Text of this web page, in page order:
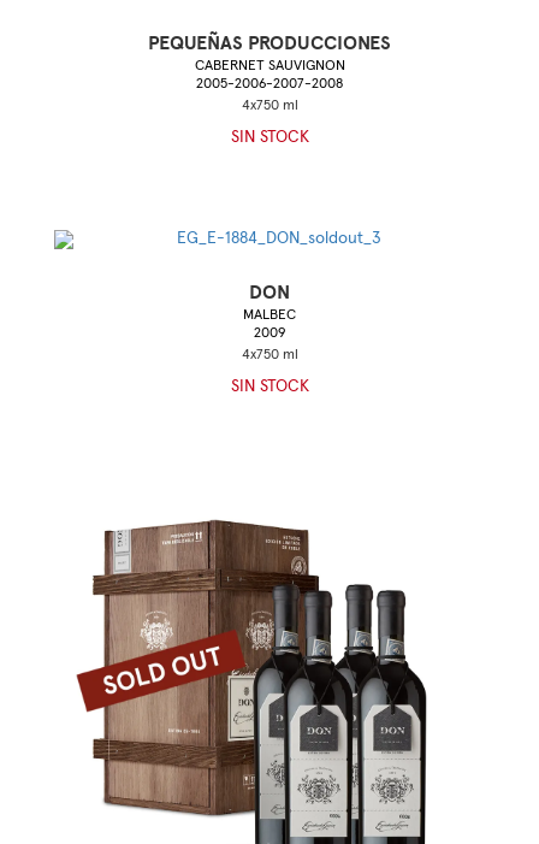
PEQUEÑAS PRODUCCIONES
CABERNET SAUVIGNON
2005-2006-2007-2008
SIN STOCK
DON
MALBEC
2009
SIN STOCK